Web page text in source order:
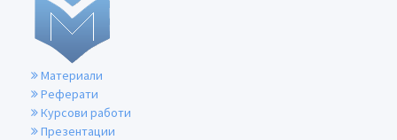
Материали
Реферати
Курсови работи
Презентации